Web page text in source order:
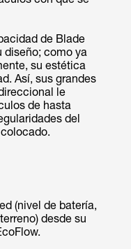
de Blade
diseño; como ya
su estética
Así, sus grandes
le
de hasta
del
(nivel de batería,
desde su